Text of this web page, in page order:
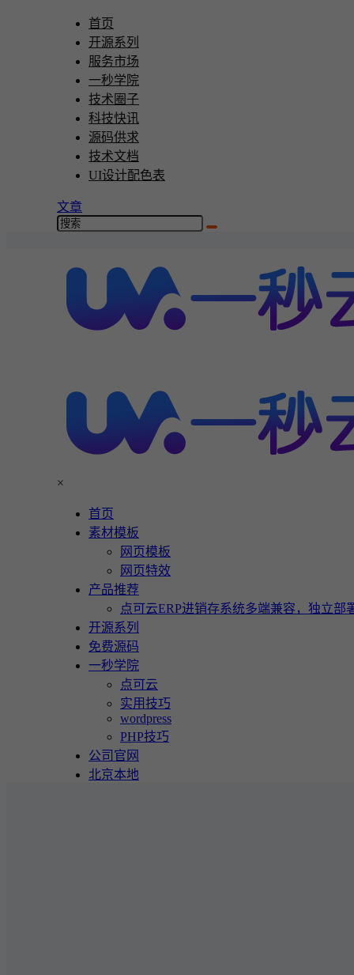
首页
开源系列
服务市场
一秒学院
技术圈子
科技快讯
源码供求
技术文档
UI设计配色表
文章
×
首页
素材模板
网页模板
网页特效
产品推荐
点可云ERP进销存系统多端兼容，独立部
开源系列
免费源码
一秒学院
点可云
实用技巧
wordpress
PHP技巧
公司官网
北京本地